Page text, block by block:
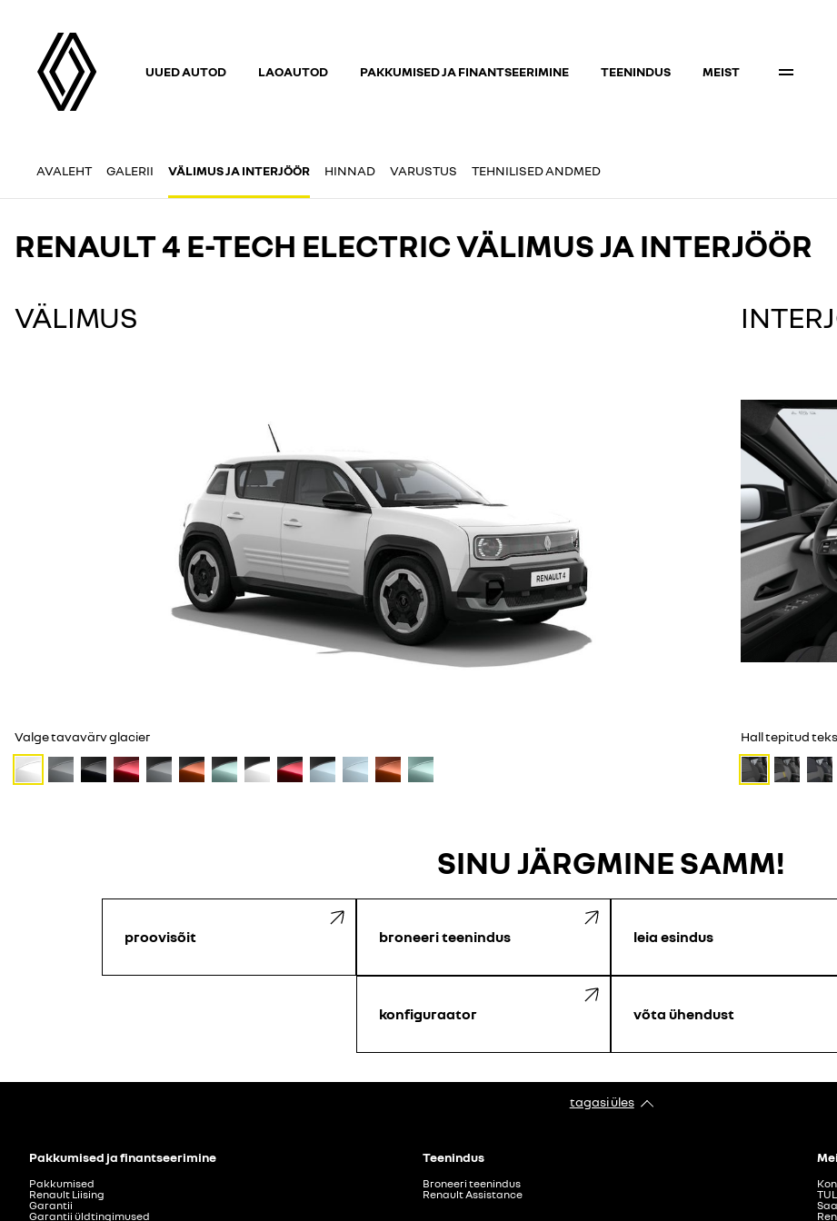
UUED AUTOD LAOAUTOD PAKKUMISED JA FINANTSEERIMINE TEENINDUS MEIST
AVALEHT GALERII VÄLIMUS JA INTERJÖÖR HINNAD VARUSTUS TEHNILISED ANDMED
RENAULT 4 E-TECH ELECTRIC VÄLIMUS JA INTERJÖÖR
VÄLIMUS
Valge tavavärv glacier Hall tepitud
SINU JÄRGMINE SAMM!
proovisõit broneeri teenindus leia esindus
konfiguraator võta ühendust
tagasi üles
Pakkumised ja finantseerimine
Pakkumised
Renault Liising
Garantii
Garantii üldtingimused
Teenindus
Broneeri teenindus
Renault Assistance